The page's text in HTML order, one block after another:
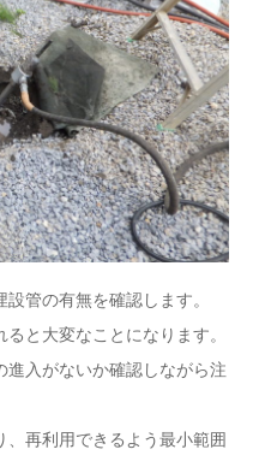
管の有無を確認します。
と大変なことになります。
入がないか確認しながら注
再利用できるよう最小範囲